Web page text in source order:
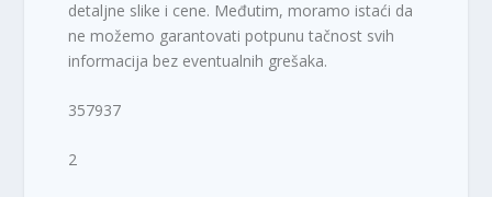
detaljne slike i cene. Međutim, moramo istaći da
ne možemo garantovati potpunu tačnost svih
informacija bez eventualnih grešaka.
357937
2